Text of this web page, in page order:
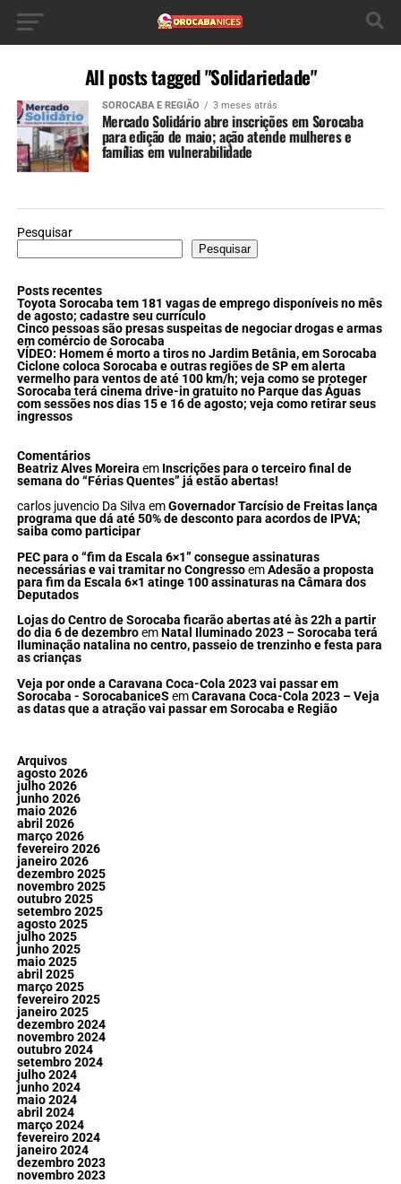
All posts tagged "Solidariedade"
SOROCABA E REGIÃO 3 meses atrás
Mercado Solidário abre inscrições em Sorocaba
para edição de maio; ação atende mulheres e
famílias em vulnerabilidade
Pesquisar
Pesquisar
Posts recentes
Toyota Sorocaba tem 181 vagas de emprego disponíveis no mês
de agosto; cadastre seu currículo
Cinco pessoas são presas suspeitas de negociar drogas e armas
em comércio de Sorocaba
VÍDEO: Homem é morto a tiros no Jardim Betânia, em Sorocaba
Ciclone coloca Sorocaba e outras regiões de SP em alerta
vermelho para ventos de até 100 km/h; veja como se proteger
Sorocaba terá cinema drive-in gratuito no Parque das Águas
com sessões nos dias 15 e 16 de agosto; veja como retirar seus
ingressos
Comentários
Beatriz Alves Moreira em Inscrições para o terceiro final de
semana do “Férias Quentes” já estão abertas!
carlos juvencio Da Silva emGovernador Tarcísio de Freitas lança
programa que dá até 50% de desconto para acordos de IPVA;
saiba como participar
PEC para o “fim da Escala 6×1” consegue assinaturas
necessárias e vai tramitar no CongressoemAdesão a proposta
para fim da Escala 6×1 atinge 100 assinaturas na Câmara dos
Deputados
Lojas do Centro de Sorocaba ficarão abertas até às 22h a partir
do dia 6 de dezembroemNatal Iluminado 2023 – Sorocaba terá
Iluminação natalina no centro, passeio de trenzinho e festa para
as crianças
Veja por onde a Caravana Coca-Cola 2023 vai passar em
Sorocaba - SorocabaniceS emCaravana Coca-Cola 2023 – Veja
as datas que a atração vai passar em Sorocaba e Região
Arquivos
agosto 2026
julho 2026
junho 2026
maio 2026
abril 2026
março 2026
fevereiro 2026
janeiro 2026
dezembro 2025
novembro 2025
outubro 2025
setembro 2025
agosto 2025
julho 2025
junho 2025
maio 2025
abril 2025
março 2025
fevereiro 2025
janeiro 2025
dezembro 2024
novembro 2024
outubro 2024
setembro 2024
julho 2024
junho 2024
maio 2024
abril 2024
março 2024
fevereiro 2024
janeiro 2024
dezembro 2023
novembro 2023